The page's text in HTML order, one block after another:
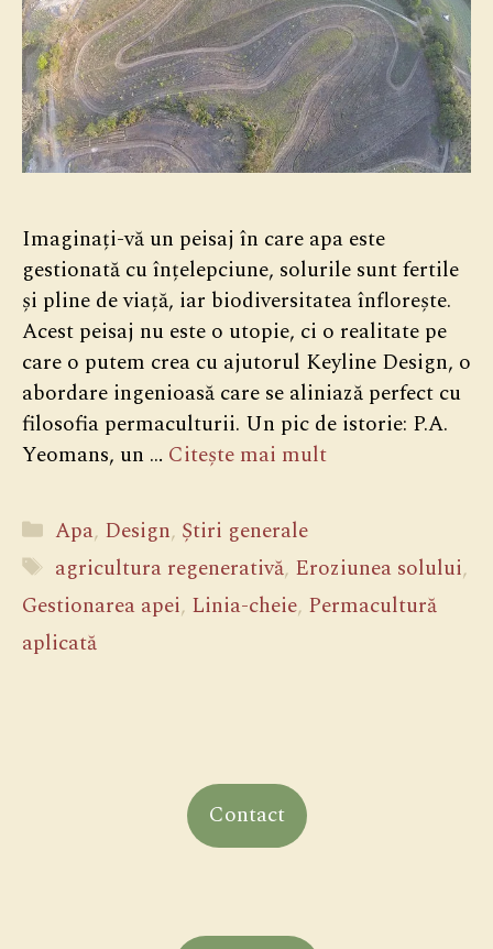
Imaginați-vă un peisaj în care apa este
gestionată cu înțelepciune, solurile sunt fertile
și pline de viață, iar biodiversitatea înflorește.
Acest peisaj nu este o utopie, ci o realitate pe
care o putem crea cu ajutorul Keyline Design, o
abordare ingenioasă care se aliniază perfect cu
filosofia permaculturii. Un pic de istorie: P.A.
Yeomans, un … Citește mai mult
Categorii
Apa, Design, Știri generale
Etichete
agricultura regenerativă, Eroziunea solului,
Gestionarea apei, Linia-cheie, Permacultură
aplicată
Contact